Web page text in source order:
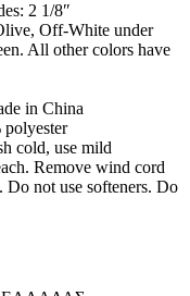
2 1/8″
Off-White under
All other colors have
in China
polyester
cold, use mild
Remove wind cord
not use softeners. Do